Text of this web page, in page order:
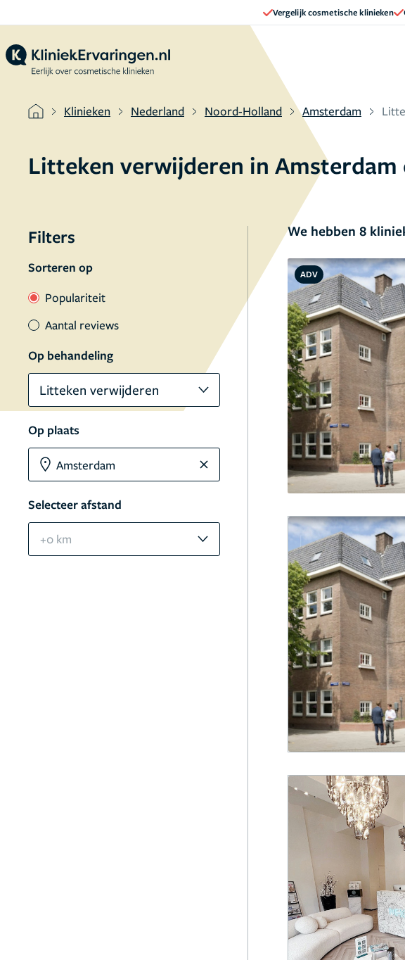
Vergelijk cosmetische klinieken
Klinieken Nederland Noord-Holland Amsterdam
Litteken verwijderen in Amsterdam
Filters
Sorteren op
Populariteit
Aantal reviews
Op behandeling
Litteken verwijderen
Op plaats
Selecteer afstand
+0 km
We hebben 8
ADV